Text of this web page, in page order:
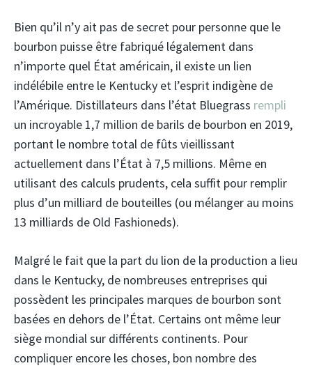
Bien qu’il n’y ait pas de secret pour personne que le
bourbon puisse être fabriqué légalement dans
n’importe quel État américain, il existe un lien
indélébile entre le Kentucky et l’esprit indigène de
l’Amérique. Distillateurs dans l’état Bluegrass rempli
un incroyable 1,7 million de barils de bourbon en 2019,
portant le nombre total de fûts vieillissant
actuellement dans l’État à 7,5 millions. Même en
utilisant des calculs prudents, cela suffit pour remplir
plus d’un milliard de bouteilles (ou mélanger au moins
13 milliards de Old Fashioneds).
Malgré le fait que la part du lion de la production a lieu
dans le Kentucky, de nombreuses entreprises qui
possèdent les principales marques de bourbon sont
basées en dehors de l’État. Certains ont même leur
siège mondial sur différents continents. Pour
compliquer encore les choses, bon nombre des